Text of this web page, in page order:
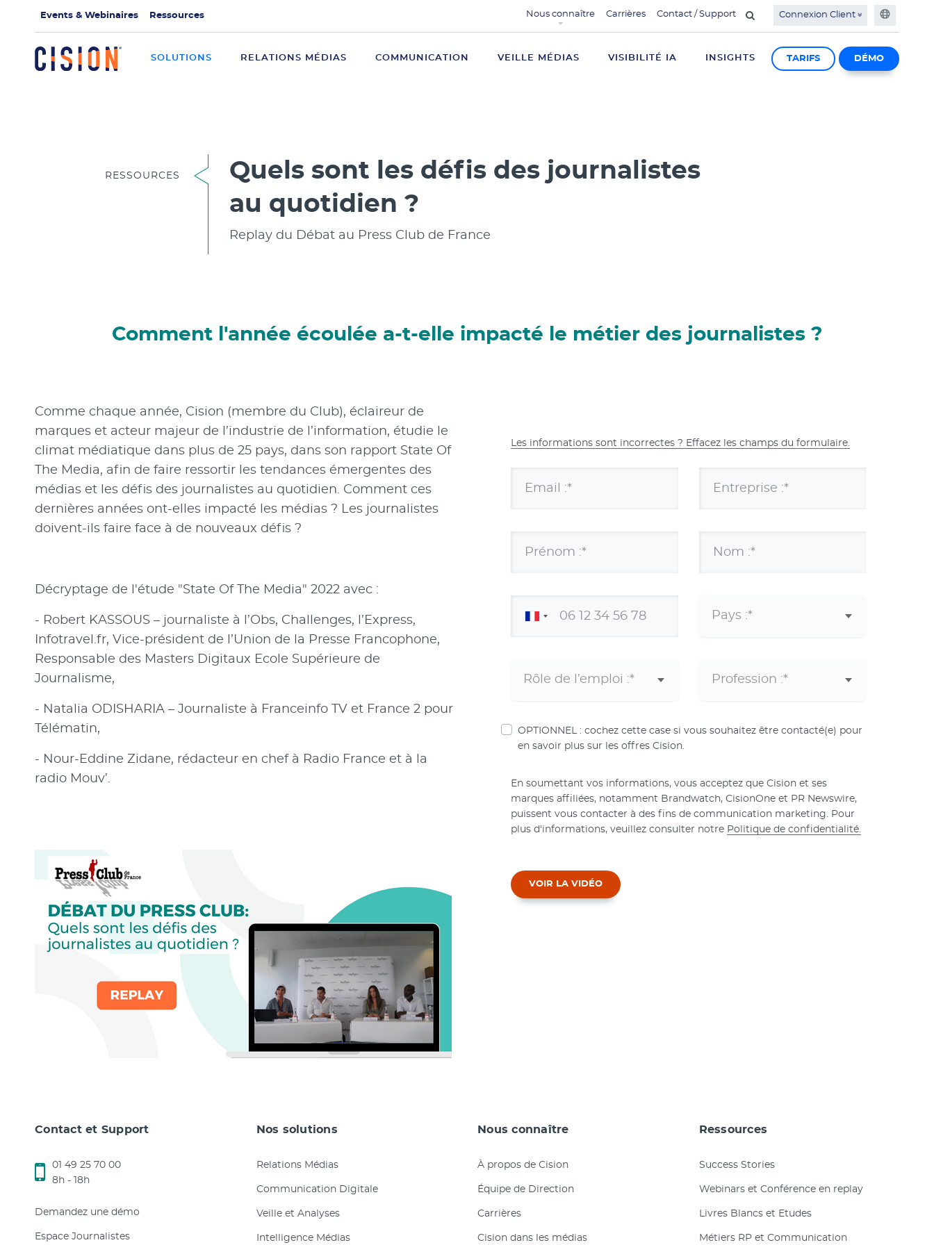
Events & Webinaires Ressources Nous connaître Carrières Contact / Support Connexion Client
SOLUTIONS RELATIONS MÉDIAS COMMUNICATION VEILLE MÉDIAS VISIBILITÉ IA INSIGHTS TARIFS DÉMO
RESSOURCES
Quels sont les défis des journalistes
au quotidien ?
Replay du Débat au Press Club de France
Comment l'année écoulée a-t-elle impacté le métier des journalistes ?
Comme chaque année, Cision (membre du Club), éclaireur de
marques et acteur majeur de l’industrie de l’information, étudie le
climat médiatique dans plus de 25 pays, dans son rapport State Of
The Media, afin de faire ressortir les tendances émergentes des
médias et les défis des journalistes au quotidien. Comment ces
dernières années ont-elles impacté les médias ? Les journalistes
doivent-ils faire face à de nouveaux défis ?
Décryptage de l'étude "State Of The Media" 2022 avec :
- Robert KASSOUS – journaliste à l’Obs, Challenges, l’Express,
Infotravel.fr, Vice-président de l’Union de la Presse Francophone,
Responsable des Masters Digitaux Ecole Supérieure de
Journalisme,
- Natalia ODISHARIA – Journaliste à Franceinfo TV et France 2 pour
Télématin,
- Nour-Eddine Zidane, rédacteur en chef à Radio France et à la
radio Mouv’.
Les informations sont incorrectes ? Effacez les champs du formulaire.
Email :* Entreprise :*
Prénom :* Nom :*
OPTIONNEL : cochez cette case si vous souhaitez être contacté(e) pour
en savoir plus sur les offres Cision.
En soumettant vos informations, vous acceptez que Cision et ses
marques affiliées, notamment Brandwatch, CisionOne et PR Newswire,
puissent vous contacter à des fins de communication marketing. Pour
plus d'informations, veuillez consulter notre Politique de confidentialité.
VOIR LA VIDÉO
Contact et Support
01 49 25 70 00
8h - 18h
Demandez une démo
Espace Journalistes
Nos solutions
Relations Médias
Communication Digitale
Veille et Analyses
Intelligence Médias
Nous connaître
À propos de Cision
Équipe de Direction
Carrières
Cision dans les médias
Ressources
Success Stories
Webinars et Conférence en replay
Livres Blancs et Etudes
Métiers RP et Communication